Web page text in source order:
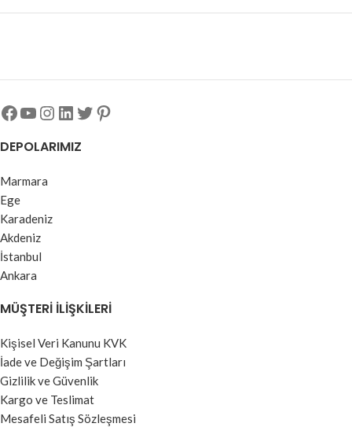
DEPOLARIMIZ
Marmara
Ege
Karadeniz
Akdeniz
İstanbul
Ankara
MÜŞTERI İLIŞKILERI
Kişisel Veri Kanunu KVK
İade ve Değişim Şartları
Gizlilik ve Güvenlik
Kargo ve Teslimat
Mesafeli Satış Sözleşmesi